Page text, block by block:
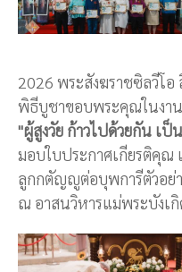
2026 พระสังฆราชซิลวีโ
พิธีบูชาขอบพระคุณในงา
"ผู้สูงวัย ก้าวไปด้วยกัน เ
มอบใบประกาศเกียรติคุณ
ลูกกตัญญูต่อบุพการีตัวอย่
ณ อาสนวิหารแม่พระบังเ